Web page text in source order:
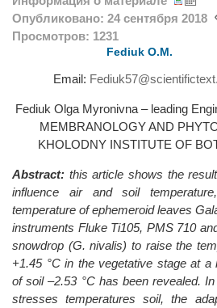
Опубликовано: 24 сентября 2018
Просмотров: 1231
Fediuk O.M.
Email:
Fediuk Olga Myronivna – leading
MEMBRANOLOGY AND
KHOLODNY INSTITUTE OF
Abstract: this article shows the
influence air and soil
temperature of ephemeroid leaves
instruments Fluke Ti105, PMS 710
snowdrop (G. nivalis) to raise the
+1.45 °C in the vegetative stage at a
of soil –2.53 °C has been revealed.
stresses temperatures soil, the